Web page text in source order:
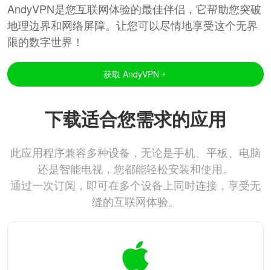
AndyVPN是您互联网体验的最佳伴侣，它帮助您突破
地理边界和网络屏障。让您可以尽情地享受这个无界
限的数字世界！
获取 AndyVPN
下载适合您需求的应用
此应用程序兼容多种设备，无论是手机、平板、电脑
还是智能电视，您都能轻松安装和使用。
通过一次订阅，即可在多个设备上同时连接，享受无
缝的互联网体验。